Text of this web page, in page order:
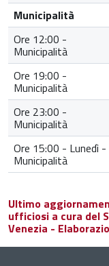
Municipalità
Ore 12:00 -
Municipalità
Ore 19:00 -
Municipalità
Ore 23:00 -
Municipalità
Ore 15:00 - Lunedì -
Municipalità
Ultimo
ufficiosi a cura del
Venezia -